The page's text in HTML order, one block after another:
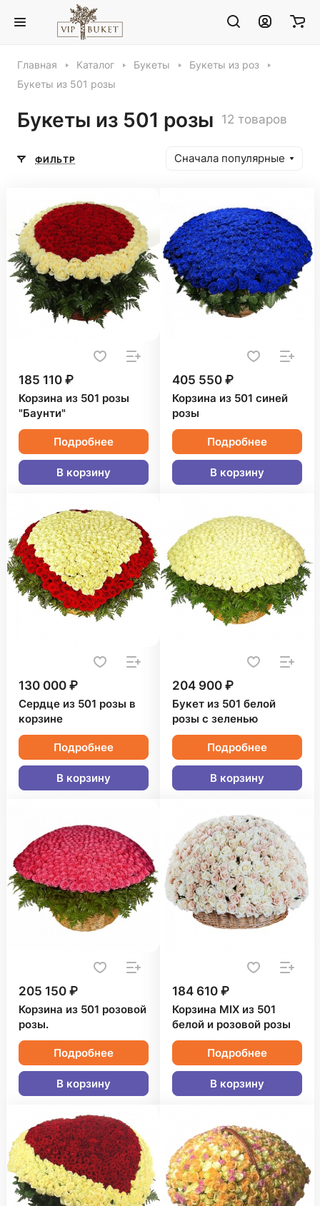
Главная Каталог Букеты
Букеты из роз
Букеты из 501 розы
Букеты из 501 розы 12 товаров
ФИЛЬТР Сначала популярные
185 110 ₽
Корзина из 501 розы
"Баунти"
Подробнее
В корзину
405 550 ₽
Корзина из 501 синей
розы
Подробнее
В корзину
130 000 ₽
Сердце из 501 розы в
корзине
Подробнее
В корзину
204 900 ₽
Букет из 501 белой
розы с зеленью
Подробнее
В корзину
205 150 ₽
Корзина из 501 розовой
розы.
Подробнее
В корзину
184 610 ₽
Корзина MIX из 501
белой и розовой розы
Подробнее
В корзину